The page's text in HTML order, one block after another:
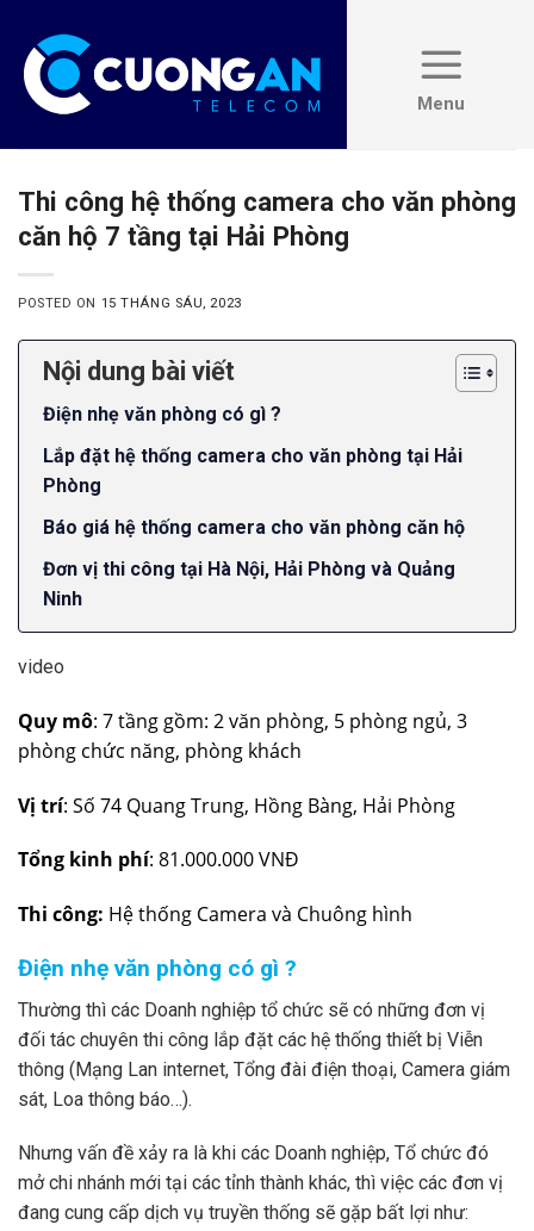
content
Thi công hệ thống camera cho văn phòng
căn hộ 7 tầng tại Hải Phòng
POSTED ON 15 THÁNG SÁU, 2023
Nội dung bài viết
Điện nhẹ văn phòng có gì ?
Lắp đặt hệ thống camera cho văn phòng tại Hải
Phòng
Báo giá hệ thống camera cho văn phòng căn hộ
Đơn vị thi công tại Hà Nội, Hải Phòng và Quảng
Ninh
video
Quy mô: 7 tầng gồm: 2 văn phòng, 5 phòng ngủ, 3
phòng chức năng, phòng khách
Vị trí: Số 74 Quang Trung, Hồng Bàng, Hải Phòng
Tổng kinh phí: 81.000.000 VNĐ
Thi công: Hệ thống Camera và Chuông hình
Điện nhẹ văn phòng có gì ?
Thường thì các Doanh nghiệp tổ chức sẽ có những đơn vị
đối tác chuyên thi công lắp đặt các hệ thống thiết bị Viễn
thông (Mạng Lan internet, Tổng đài điện thoại, Camera giám
sát, Loa thông báo…).
Nhưng vấn đề xảy ra là khi các Doanh nghiệp, Tổ chức đó
mở chi nhánh mới tại các tỉnh thành khác, thì việc các đơn vị
đang cung cấp dịch vụ truyền thống sẽ gặp bất lợi như: